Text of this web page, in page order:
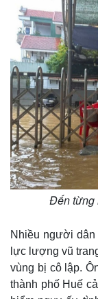
Kinh tế
Bất động sản
Khởi nghiệp
Đến từng
Nhiều người dân
lực lượng vũ
vùng bị cô lập.
thành phố Huế